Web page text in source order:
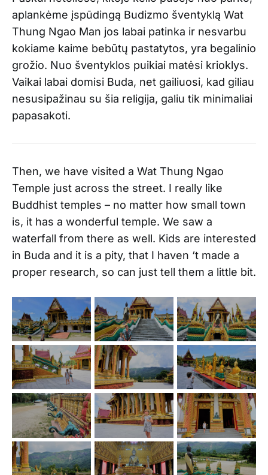
aplankėme įspūdingą Budizmo šventyklą Wat
Thung Ngao Man jos labai patinka ir nesvarbu
kokiame kaime bebūtų pastatytos, yra begalinio
grožio. Nuo šventyklos puikiai matėsi krioklys.
Vaikai labai domisi Buda, net gailiuosi, kad giliau
nesusipažinau su šia religija, galiu tik minimaliai
papasakoti.
Then, we have visited a Wat Thung Ngao
Temple just across the street. I really like
Buddhist temples – no matter how small town
is, it has a wonderful temple. We saw a
waterfall from there as well. Kids are interested
in Buda and it is a pity, that I haven ‘t made a
proper research, so can just tell them a little bit.